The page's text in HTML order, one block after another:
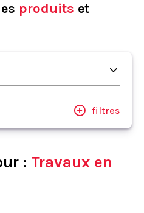
produits et
filtres
: Travaux en